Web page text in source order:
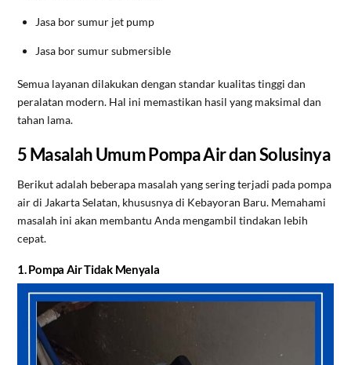
Jasa bor sumur jet pump
Jasa bor sumur submersible
Semua layanan dilakukan dengan standar kualitas tinggi dan
peralatan modern. Hal ini memastikan hasil yang maksimal dan
tahan lama.
5 Masalah Umum Pompa Air dan Solusinya
Berikut adalah beberapa masalah yang sering terjadi pada pompa
air di Jakarta Selatan, khususnya di Kebayoran Baru. Memahami
masalah ini akan membantu Anda mengambil tindakan lebih
cepat.
1. Pompa Air Tidak Menyala